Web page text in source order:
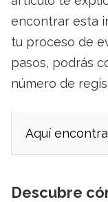
encontrar esta
tu proceso de
pasos, podrás
número de
Aquí
Descubre